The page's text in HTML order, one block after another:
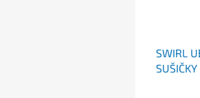
SWIRL